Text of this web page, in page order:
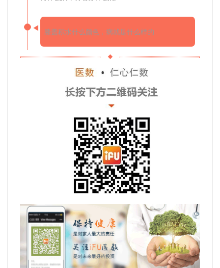
膝盖积水什么颜色，病就是什么样的